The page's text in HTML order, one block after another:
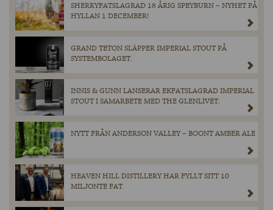
SHERRYFATSLAGRAD 18 ÅRIG SPEYBURN – NYHET PÅ
HYLLAN 1 DECEMBER!
GRAND TETON SLÄPPER IMPERIAL STOUT PÅ
SYSTEMBOLAGET.
INNIS & GUNN LANSERAR EKFATSLAGRAD IMPERIAL
STOUT I SAMARBETE MED THE GLENLIVET.
NYTT FRÅN ANDERSON VALLEY – BOONT AMBER ALE
HEAVEN HILL DISTILLERY HAR FYLLT SITT 10
MILJONTE FAT.